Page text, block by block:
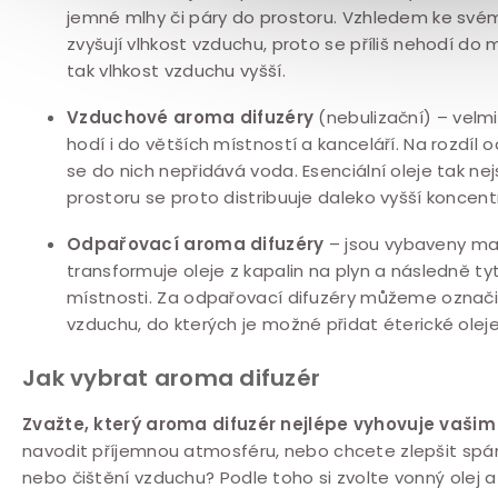
jemné mlhy či páry do prostoru. Vzhledem ke
zvyšují vlhkost vzduchu, proto se příliš nehodí do
tak vlhkost vzduchu vyšší.
Vzduchové aroma difuzéry (nebulizační) –
hodí i do větších místností a kanceláří. Na rozdíl
se do nich nepřidává voda. Esenciální oleje tak
prostoru se proto distribuuje daleko vyšší
Odpařovací aroma difuzéry – jsou vybaveny
transformuje oleje z kapalin na plyn a následně
místnosti. Za odpařovací difuzéry můžeme
vzduchu, do kterých je možné přidat éterické
Jak vybrat aroma difuzér
Zvažte, který aroma difuzér nejlépe vyhovuje
navodit příjemnou atmosféru, nebo chcete zlepšit
nebo čištění vzduchu? Podle toho si zvolte vonný olej